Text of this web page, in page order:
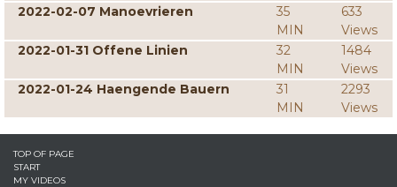
2022-02-07 Manoevrieren
35
MIN
633
Views
2022-01-31 Offene Linien
32
MIN
1484
Views
2022-01-24 Haengende Bauern
31
MIN
2293
Views
TOP OF PAGE
START
MY VIDEOS